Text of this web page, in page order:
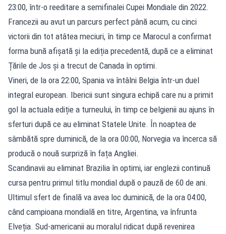
23:00, într-o reeditare a semifinalei Cupei Mondiale din 2022.
Francezii au avut un parcurs perfect până acum, cu cinci
victorii din tot atâtea meciuri, în timp ce Marocul a confirmat
forma bună afișată și la ediția precedentă, după ce a eliminat
Țările de Jos și a trecut de Canada în optimi.
Vineri, de la ora 22:00, Spania va întâlni Belgia într-un duel
integral european. Ibericii sunt singura echipă care nu a primit
gol la actuala ediție a turneului, în timp ce belgienii au ajuns în
sferturi după ce au eliminat Statele Unite. În noaptea de
sâmbătă spre duminică, de la ora 00:00, Norvegia va încerca să
producă o nouă surpriză în fața Angliei.
Scandinavii au eliminat Brazilia în optimi, iar englezii continuă
cursa pentru primul titlu mondial după o pauză de 60 de ani.
Ultimul sfert de finală va avea loc duminică, de la ora 04:00,
când campioana mondială en titre, Argentina, va înfrunta
Elveția. Sud-americanii au moralul ridicat după revenirea